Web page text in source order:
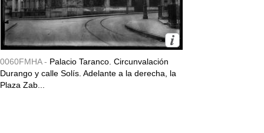
0060FMHA - Palacio Taranco. Circunvalación
Durango y calle Solís. Adelante a la derecha, la
Plaza Zab...